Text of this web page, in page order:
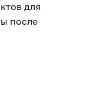
для
после